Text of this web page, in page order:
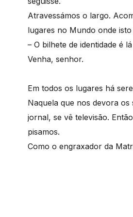
Atravessámos o largo.
lugares no Mundo onde
– O bilhete de identidade é
Venha, senhor.
Em todos os lugares há
Naquela que nos devora
jornal, se vê televisão.
pisamos.
Como o engraxador da